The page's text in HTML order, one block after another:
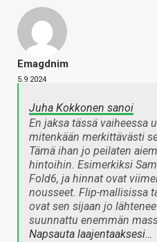
Emagdnim
5.9.2024
Juha Kokkonen sanoi
En jaksa tässä vaiheessa
mitenkään merkittävästi
Tämä ihan jo peilaten
hintoihin. Esimerkiksi
Fold6, ja hinnat ovat
nousseet. Flip-mallisissa
ovat sen sijaan jo
suunnattu enemmän
Napsauta laajentaaksesi…